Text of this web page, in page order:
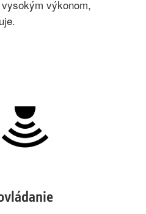
výkonom,